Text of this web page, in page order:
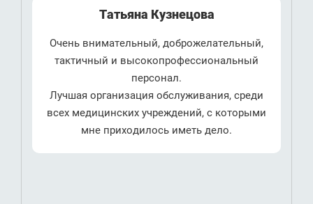
Татьяна Кузнецова
Очень внимательный, доброжелательный,
тактичный и высокопрофессиональный
персонал.
Лучшая организация обслуживания, среди
всех медицинских учреждений, с которыми
мне приходилось иметь дело.